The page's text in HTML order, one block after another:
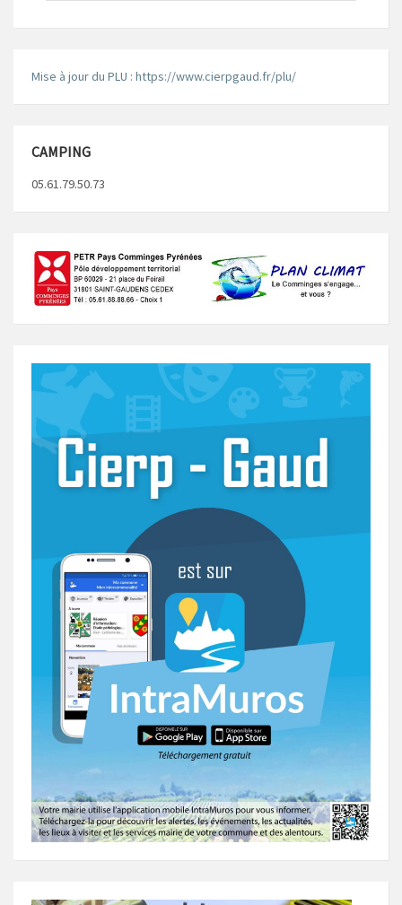
Mise à jour du PLU : https://www.cierpgaud.fr/plu/
CAMPING
05.61.79.50.73